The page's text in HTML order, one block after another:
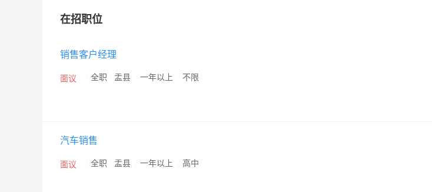
在招职位
销售客户经理
面议 全职 盂县 一年以上 不限
汽车销售
面议 全职 盂县 一年以上 高中